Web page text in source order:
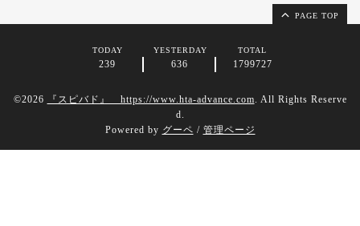
PAGE TOP
TODAY
239
YESTERDAY
636
TOTAL
1799727
©2026 『スピバド』 https://www.hta-advance.com. All Rights Reserve
d.
Powered by グーペ / 管理ページ